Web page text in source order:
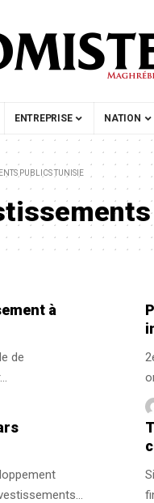
ENTREPRISE NATION
PUBLICS TUNISIE
à
de
…
…